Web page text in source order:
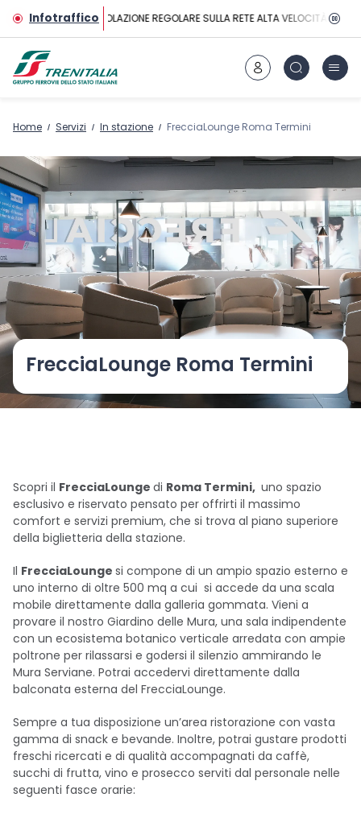
Vai al contenuto principale
InfotrafficoCIRCOLAZIONE REGOLARE SULLA RETE ALTA VELOCITÀ
Home Servizi In stazione FrecciaLounge Roma Termini
FrecciaLounge Roma Termini
Scopri il FrecciaLounge di Roma Termini, uno spazio
esclusivo e riservato pensato per offrirti il massimo
comfort e servizi premium, che si trova al piano superiore
della biglietteria della stazione.
Il FrecciaLounge si compone di un ampio spazio esterno e
uno interno di oltre 500 mq a cui si accede da una scala
mobile direttamente dalla galleria gommata. Vieni a
provare il nostro Giardino delle Mura, una sala indipendente
con un ecosistema botanico verticale arredata con ampie
poltrone per rilassarsi e godersi il silenzio ammirando le
Mura Serviane. Potrai accedervi direttamente dalla
balconata esterna del FrecciaLounge.
Sempre a tua disposizione un’area ristorazione con vasta
gamma di snack e bevande. Inoltre, potrai gustare prodotti
freschi ricercati e di qualità accompagnati da caffè,
succhi di frutta, vino e prosecco serviti dal personale nelle
seguenti fasce orarie: